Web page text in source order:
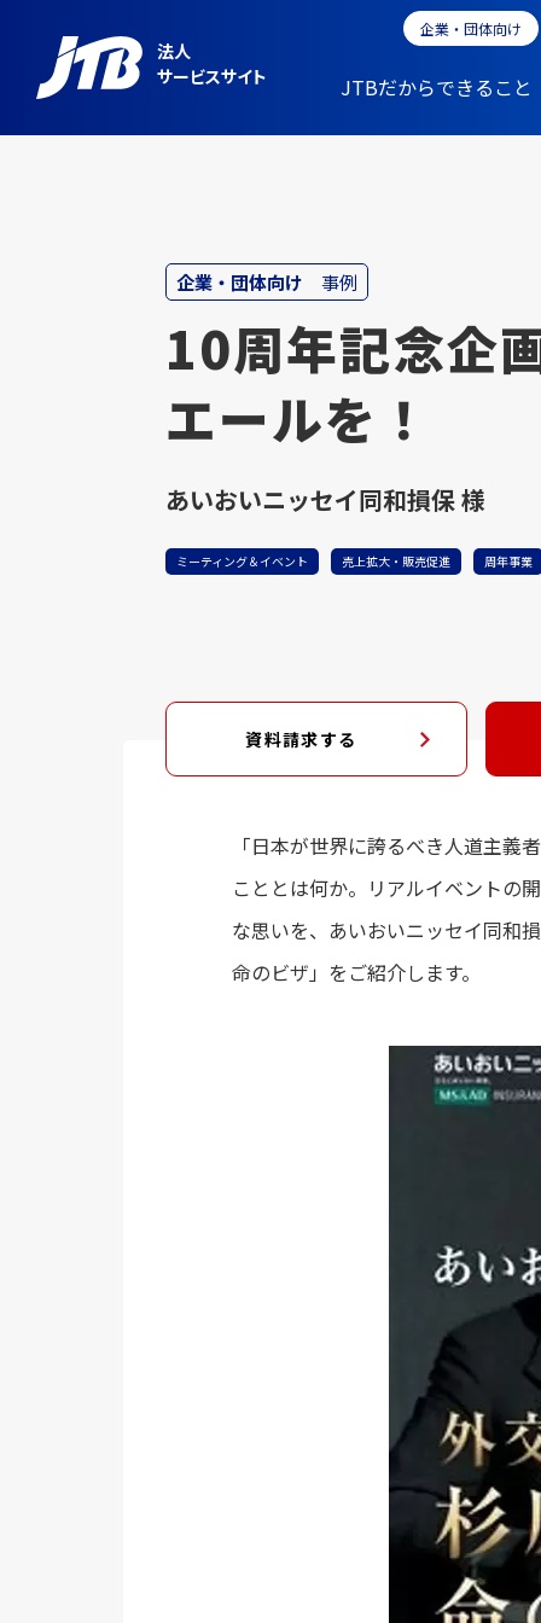
法人
サービスサイト
企業・団体向け
JTBだからできること
企業・団体向け 事例
10周年記念企
エールを！
あいおいニッセイ同和損保 様
ミーティング＆イベント 売上拡大・販売促進 周年事業
資料請求する
「日本が世界に誇るべき人道主
こととは何か。リアルイベントの
な思いを、あいおいニッセイ同和
命のビザ」をご紹介します。